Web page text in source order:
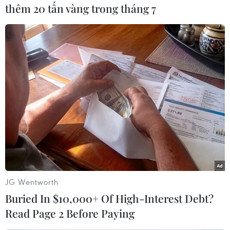
Áo
Đài Loan
Theo dõi VietnamPlus
TIN CÙNG CHUYÊN MỤC
Thổ Nhĩ Kỳ tăng cường truy quét IS,
bắt giữ hơn 100 nghi phạm
07/08/2026 14:55
thêm 20 tấn vàng trong tháng 7
JG Wentworth
Buried In $10,000+ Of High-Interest Debt?
Read Page 2 Before Paying